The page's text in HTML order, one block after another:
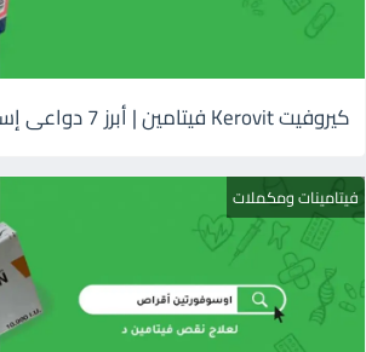
كيروفيت Kerovit فيتامين | أبرز 7 دواعى إستعمال له
فيتامينات ومكملات